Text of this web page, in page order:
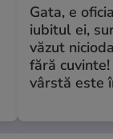
Gata, e
iubitul ei,
văzut
fără
vârstă este